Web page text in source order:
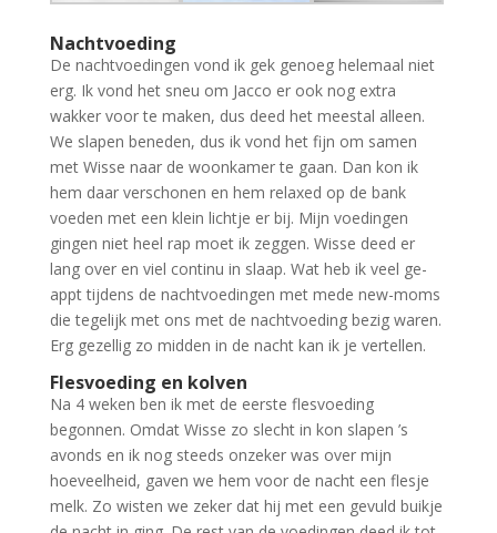
Nachtvoeding
De nachtvoedingen vond ik gek genoeg helemaal niet
erg. Ik vond het sneu om Jacco er ook nog extra
wakker voor te maken, dus deed het meestal alleen.
We slapen beneden, dus ik vond het fijn om samen
met Wisse naar de woonkamer te gaan. Dan kon ik
hem daar verschonen en hem relaxed op de bank
voeden met een klein lichtje er bij. Mijn voedingen
gingen niet heel rap moet ik zeggen. Wisse deed er
lang over en viel continu in slaap. Wat heb ik veel ge-
appt tijdens de nachtvoedingen met mede new-moms
die tegelijk met ons met de nachtvoeding bezig waren.
Erg gezellig zo midden in de nacht kan ik je vertellen.
Flesvoeding en kolven
Na 4 weken ben ik met de eerste flesvoeding
begonnen. Omdat Wisse zo slecht in kon slapen ’s
avonds en ik nog steeds onzeker was over mijn
hoeveelheid, gaven we hem voor de nacht een flesje
melk. Zo wisten we zeker dat hij met een gevuld buikje